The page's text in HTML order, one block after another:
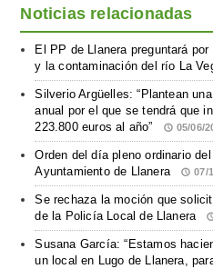
Noticias relacionadas
El PP de Llanera preguntará
y la contaminación del río La
Silverio Argüelles: “Plantean
anual por el que se tendrá que
223.800 euros al año”
05/06/
Orden del día pleno ordinario
Ayuntamiento de Llanera
07/
Se rechaza la moción que
de la Policía Local de Llanera
Susana García: “Estamos
un local en Lugo de Llanera,